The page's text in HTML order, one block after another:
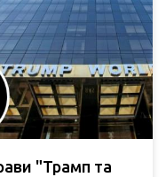
"Трамп та